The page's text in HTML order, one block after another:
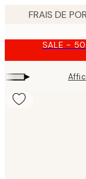
content.SALE -
▸